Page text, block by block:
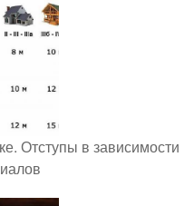
Отступы в зависимости